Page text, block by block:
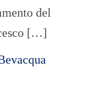
del
[…]